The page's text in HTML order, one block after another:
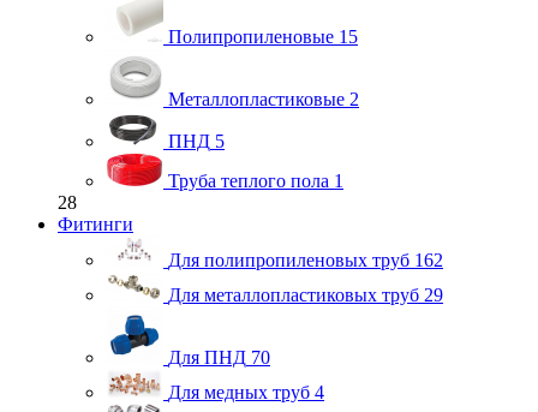
Полипропиленовые 15
Металлопластиковые 2
ПНД 5
Труба теплого пола 1
28
Фитинги
Для полипропиленовых труб 162
Для металлопластиковых труб 29
Для ПНД 70
Для медных труб 4